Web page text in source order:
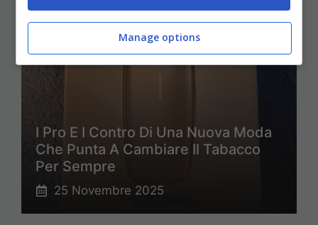
I Pro E I Contro Di Una Nuova Moda
Che Punta A Cambiare Il Tabacco
Per Sempre
25 Novembre 2025
Manage options